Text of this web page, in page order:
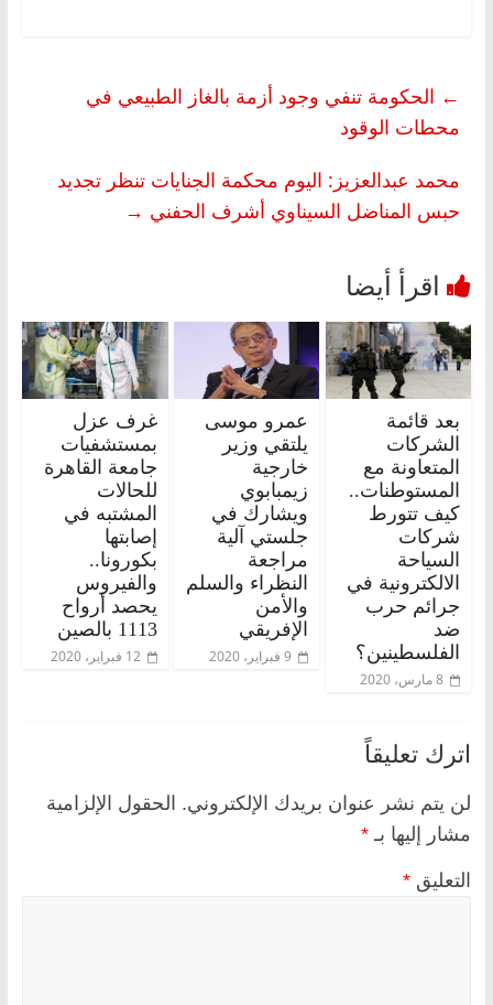
← الحكومة تنفي وجود أزمة بالغاز الطبيعي في
محطات الوقود
محمد عبدالعزيز: اليوم محكمة الجنايات تنظر تجديد
حبس المناضل السيناوي أشرف الحفني →
بعد قائمة
الشركات
المتعاونة مع
المستوطنات..
كيف تتورط
شركات
السياحة
الالكترونية في
جرائم حرب
ضد
الفلسطينين؟
8 مارس، 2020
عمرو موسى
يلتقي وزير
خارجية
زيمبابوي
ويشارك في
جلستي آلية
مراجعة
النظراء والسلم
والأمن
الإفريقي
9 فبراير، 2020
غرف عزل
بمستشفيات
جامعة القاهرة
للحالات
المشتبه في
إصابتها
بكورونا..
والفيروس
يحصد أرواح
1113 بالصين
12 فبراير، 2020
اترك تعليقاً
لن يتم نشر عنوان بريدك الإلكتروني. الحقول الإلزامية
مشار إليها بـ *
التعليق *